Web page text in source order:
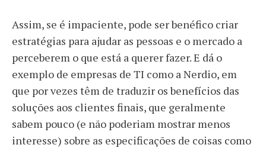
Assim, se é impaciente, pode ser benéfico criar
estratégias para ajudar as pessoas e o mercado a
perceberem o que está a querer fazer. E dá o
exemplo de empresas de TI como a Nerdio, em
que por vezes têm de traduzir os benefícios das
soluções aos clientes finais, que geralmente
sabem pouco (e não poderiam mostrar menos
interesse) sobre as especificações de coisas como